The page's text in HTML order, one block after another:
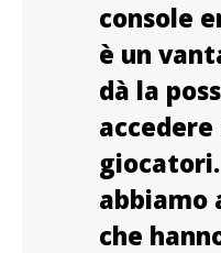
console
è un
dà la
abbiamo
che